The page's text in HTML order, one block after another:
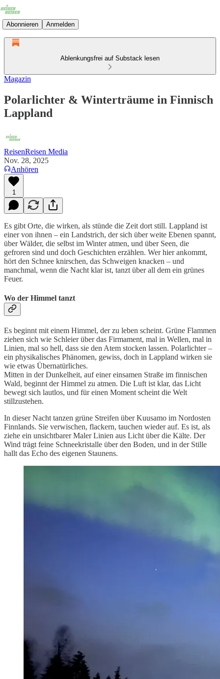
Abonnieren Anmelden
Ablenkungsfrei auf Substack lesen
Magazin
Polarlichter & Winterträume in Finnisch
Lappland
ReisenReisen Media
Nov. 28, 2025
Anhören
1
Es gibt Orte, die wirken, als stünde die Zeit dort still. Lappland ist
einer von ihnen – ein Landstrich, der sich über weite Ebenen spannt,
über Wälder, die selbst im Winter atmen, und über Seen, die
gefroren sind und doch Geschichten erzählen. Wer hier ankommt,
hört den Schnee knirschen, das Schweigen knacken – und
manchmal, wenn die Nacht klar ist, tanzt über all dem ein grünes
Feuer.
Wo der Himmel tanzt
Es beginnt mit einem Himmel, der zu leben scheint. Grüne Flammen
ziehen sich wie Schleier über das Firmament, mal in Wellen, mal in
Linien, mal so hell, dass sie den Atem stocken lassen. Polarlichter –
ein physikalisches Phänomen, gewiss, doch in Lappland wirken sie
wie etwas Übernatürliches.
Mitten in der Dunkelheit, auf einer einsamen Straße im finnischen
Wald, beginnt der Himmel zu atmen. Die Luft ist klar, das Licht
bewegt sich lautlos, und für einen Moment scheint die Welt
stillzustehen.
In dieser Nacht tanzen grüne Streifen über Kuusamo im Nordosten
Finnlands. Sie verwischen, flackern, tauchen wieder auf. Es ist, als
ziehe ein unsichtbarer Maler Linien aus Licht über die Kälte. Der
Wind trägt feine Schneekristalle über den Boden, und in der Stille
hallt das Echo des eigenen Staunens.